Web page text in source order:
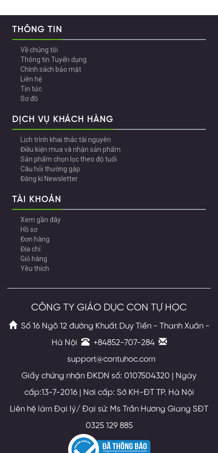
THÔNG TIN
Về chúng tôi
Thông tin Tuyển dụng
Chính sách bảo mật
Liên hệ
Tin tức
Sơ đồ
DỊCH VỤ KHÁCH HÀNG
Lịch trình khai thác tài nguyên
Điều kiện mua và nhận sản phẩm
Sản phẩm chọn lọc theo độ tuổi
Câu hỏi thường gặp
Đăng kí Newsletter
TÀI KHOẢN
Xem gần đây
Hồ sơ
Đơn hàng
Địa chỉ
Giỏ hàng
Yêu thích
CÔNG TY GIÁO DỤC CON TỰ HỌC
Số 16 Ngõ 12 đường Khuất Duy Tiến - Thanh Xuân -
Hà Nội
+84852-707-284
support@contuhoc.com
Giấy chứng nhận ĐKDN số: 0107504320 | Ngày
cấp:13-7-2016 | Nơi cấp: Sở KH-ĐT TP. Hà Nội
Liên hệ làm Đại lý/ Đại sứ: Ms Trần Hương Giang SĐT
0325 129 885